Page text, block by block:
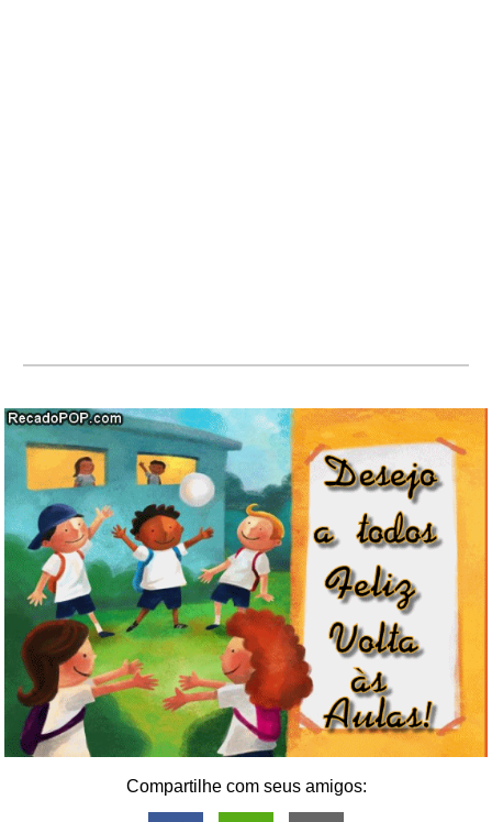
Compartilhe com seus amigos: